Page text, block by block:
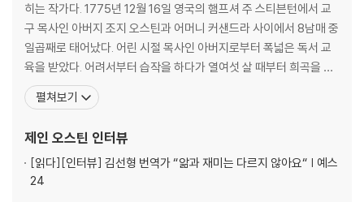
히는 작가다. 1775년 12월 16일 영국의 햄프셔 주 스티븐턴에서 교
구 목사인 아버지 조지 오스틴과 어머니 커샌드라 사이에서 8남매 중
일곱째로 태어났다. 어린 시절 목사인 아버지로부터 폭넓은 독서 교
육을 받았다. 어려서부터 습작을 하다가 열여섯 살 때부터 희곡을 쓰
기 시작했고, 스물한 살 때 첫 장편 소설을 썼다. 1794년에 서간체 단
편소설 『레이디 수전』을 집필하면서 본격적으로 소설을 쓰기 시작했
설을 완성했는데, 1797년 이 소설은 개작
펼쳐보기
제인 오스틴 인터뷰
[읽다] [인터뷰] 김선형 번역가 “앎과 재미는 다르지 않아요“ | 예스
24